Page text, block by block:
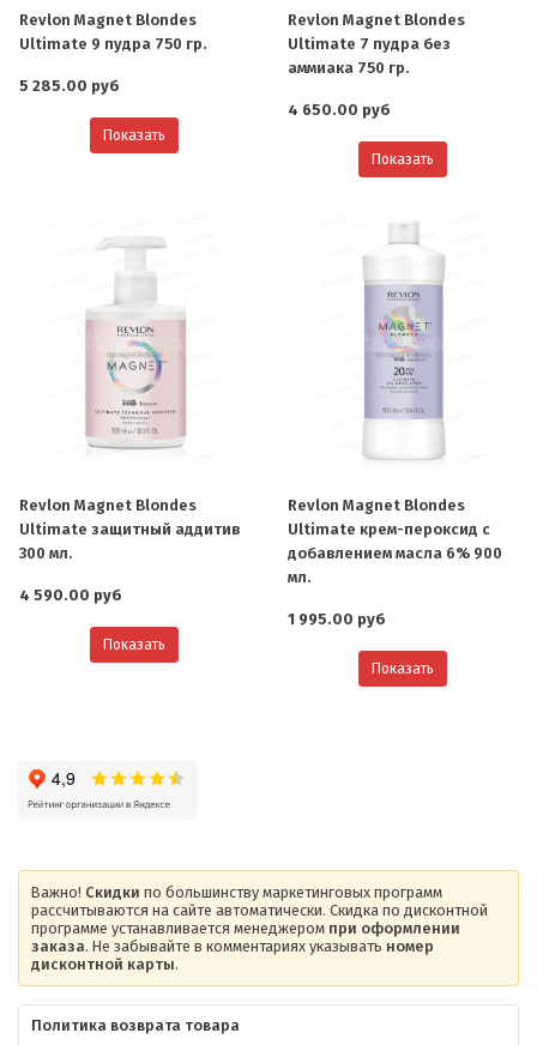
Revlon Magnet Blondes
Ultimate 9 пудра 750 гр.
5 285.00 руб
Показать
Revlon Magnet Blondes
Ultimate 7 пудра без
аммиака 750 гр.
4 650.00 руб
Показать
Revlon Magnet Blondes
Ultimate защитный аддитив
300 мл.
4 590.00 руб
Показать
Revlon Magnet Blondes
Ultimate крем-пероксид с
добавлением масла 6% 900
мл.
1 995.00 руб
Показать
Важно! Скидки по большинству маркетинговых программ
рассчитываются на сайте автоматически. Скидка по дисконтной
программе устанавливается менеджером при оформлении
заказа. Не забывайте в комментариях указывать номер
дисконтной карты.
Политика возврата товара